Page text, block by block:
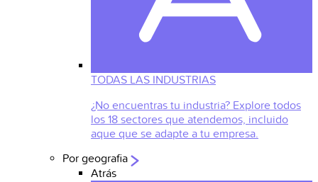
TODAS LAS INDUSTRIAS
¿No encuentras tu industria? Explore todos
los 18 sectores que atendemos, incluido
aque que se adapte a tu empresa.
Por geografia
Atrás